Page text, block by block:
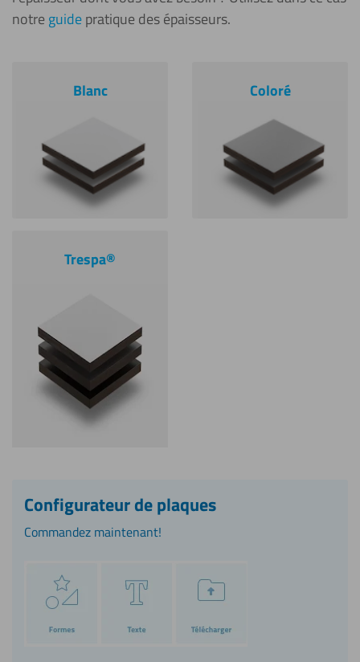
notreguidepratique des épaisseurs.
Blanc Coloré
Trespa®
Configurateur de plaques
Commandez maintenant!